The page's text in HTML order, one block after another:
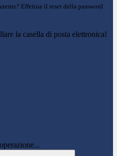
Effettua il reset della password
la casella di posta elettronica!